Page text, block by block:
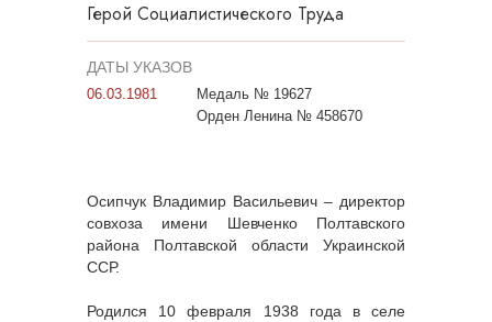
Герой Социалистического Труда
ДАТЫ УКАЗОВ
06.03.1981
Медаль № 19627
Орден Ленина № 458670
Осипчук Владимир Васильевич – директор
совхоза имени Шевченко Полтавского
района Полтавской области Украинской
ССР.
Родился 10 февраля 1938 года в селе